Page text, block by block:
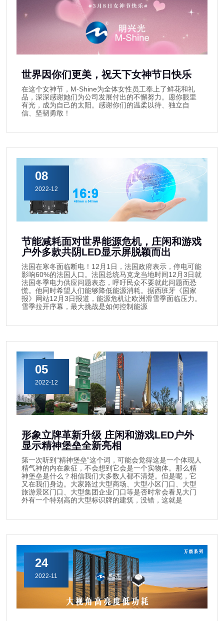
世界因你们更美，祝天下女神节日快乐
在这个女神节，M-Shine为全体女性员工奉上了鲜花和礼
品，深深感谢她们为公司发展付出的不懈努力。愿你眼里
有光，成为自己的太阳。感谢你们的温柔以待、独立自
信、坚韧勇敢！
08
2022-12
节能减耗面对世界能源危机，庄闲和游戏
户外多款共阴LED显示屏脱颖而出
法国在寒冬面临断电！12月1日，法国政府表示，停电可能
影响60%的法国人口。法国总统马克龙当地时间12月3日就
法国冬季电力供应问题表态，呼吁民众不要就此问题而恐
慌。他同时希望人们能够降低能源消耗。据西班牙《国家
报》网站12月3日报道，能源危机让欧洲滑雪季面临压力。
雪季拉开序幕，最大挑战是如何控制能源
05
2022-12
形象立牌革新升级 庄闲和游戏LED户外
显示精神堡垒全新亮相
第一次听到“精神堡垒”这个词，可能会觉得这是一个体现人
精气神的内在象征，不会想到它会是一个实物体。那么精
神堡垒是什么？相信我们大多数人都不清楚。但是呢，它
又在我们身边。大家路过大型商场、大型小区门口、大型
旅游景区门口、大型集团企业门口等是否时常会看见大门
外有一个特别高的大型标识牌的建筑，没错，这就是
24
2022-11